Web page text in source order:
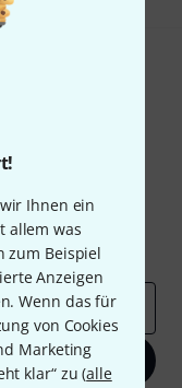
Ihnen ein
allem was
zum Beispiel
Anzeigen
Wenn das für
von Cookies
Marketing
klar“ zu (alle
gewinne mit
über jeweils
Thomann Insights